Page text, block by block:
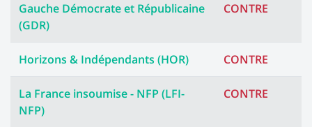
Gauche Démocrate et Républicaine
(GDR)
CONTRE
Horizons & Indépendants (HOR) CONTRE
La France insoumise - NFP (LFI-
NFP)
CONTRE